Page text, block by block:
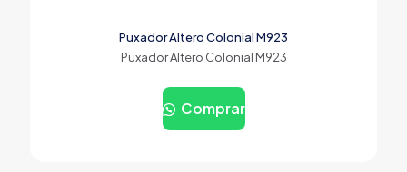
Puxador Altero Colonial M923
Puxador Altero Colonial M923
Comprar